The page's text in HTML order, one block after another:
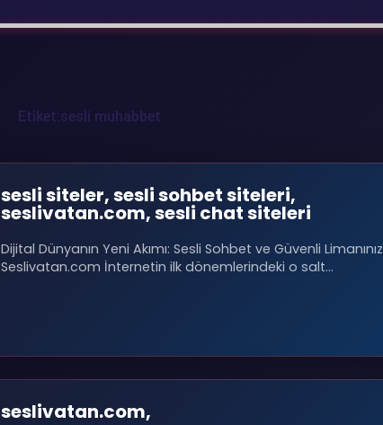
Etiket:sesli muhabbet
sesli siteler, sesli sohbet siteleri,
seslivatan.com, sesli chat siteleri
Dijital Dünyanın Yeni Akımı: Sesli Sohbet ve Güvenli Limanınız
Seslivatan.com İnternetin ilk dönemlerindeki o salt…
seslivatan.com,